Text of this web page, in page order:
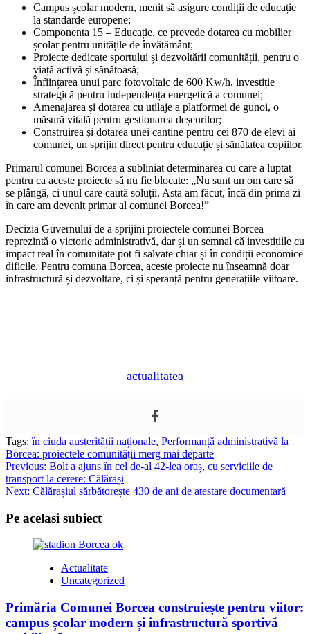
Campus școlar modern, menit să asigure condiții de educație
la standarde europene;
Componenta 15 – Educație, ce prevede dotarea cu mobilier
școlar pentru unitățile de învățământ;
Proiecte dedicate sportului și dezvoltării comunității, pentru o
viață activă și sănătoasă;
Înființarea unui parc fotovoltaic de 600 Kw/h, investiție
strategică pentru independența energetică a comunei;
Amenajarea și dotarea cu utilaje a platformei de gunoi, o
măsură vitală pentru gestionarea deșeurilor;
Construirea și dotarea unei cantine pentru cei 870 de elevi ai
comunei, un sprijin direct pentru educație și sănătatea copiilor.
Primarul comunei Borcea a subliniat determinarea cu care a luptat
pentru ca aceste proiecte să nu fie blocate: „Nu sunt un om care să
se plângă, ci unul care caută soluții. Asta am făcut, încă din prima zi
în care am devenit primar al comunei Borcea!”
Decizia Guvernului de a sprijini proiectele comunei Borcea
reprezintă o victorie administrativă, dar și un semnal că investițiile cu
impact real în comunitate pot fi salvate chiar și în condiții economice
dificile. Pentru comuna Borcea, aceste proiecte nu înseamnă doar
infrastructură și dezvoltare, ci și speranță pentru generațiile viitoare.
actualitatea
Tags:în ciuda austerității naționale, Performanță administrativă la
Borcea: proiectele comunității merg mai departe
Post
navigation
Previous: Bolt a ajuns în cel de-al 42-lea oraș, cu serviciile de
transport la cerere: Călărași
Next: Călărașiul sărbătorește 430 de ani de atestare documentară
Pe acelasi subiect
Actualitate
Uncategorized
Primăria Comunei Borcea construiește pentru viitor:
campus școlar modern și infrastructură sportivă